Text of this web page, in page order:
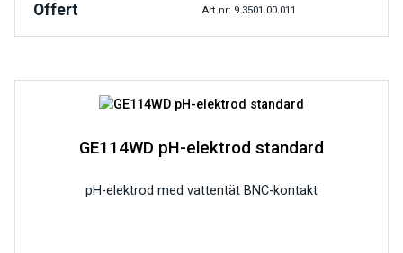
Offert Art.nr: 9.3501.00.011
GE114WD pH-elektrod standard
pH-elektrod med vattentät BNC-kontakt